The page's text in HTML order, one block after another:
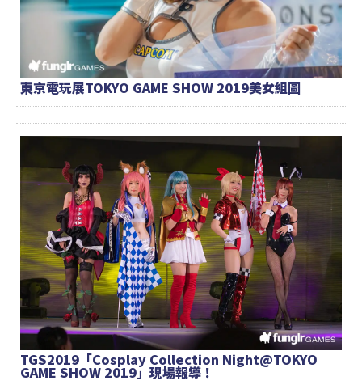
東京電玩展TOKYO GAME SHOW 2019美女組圖
TGS2019「Cosplay Collection Night@TOKYO
GAME SHOW 2019」現場報導！